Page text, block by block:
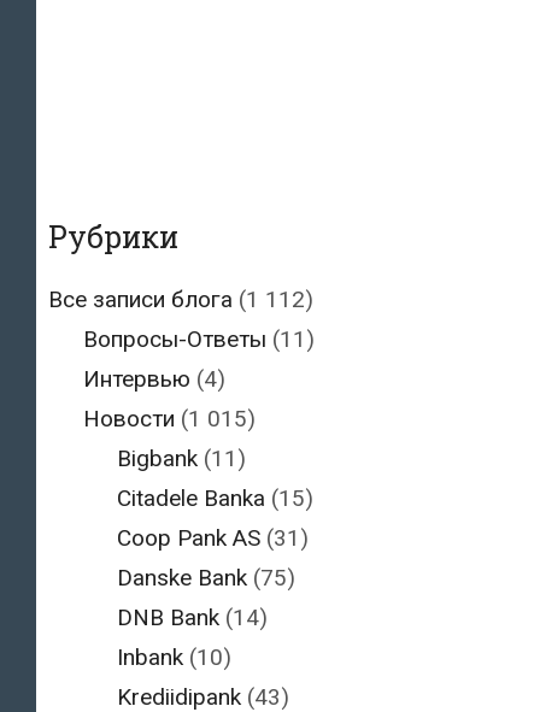
Рубрики
Все записи блога (1 112)
Вопросы-Ответы (11)
Интервью (4)
Новости (1 015)
Bigbank (11)
Citadele Banka (15)
Coop Pank AS (31)
Danske Bank (75)
DNB Bank (14)
Inbank (10)
Krediidipank (43)